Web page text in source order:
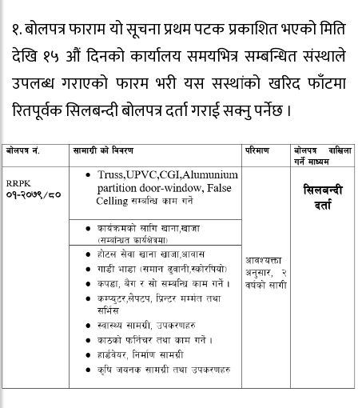
१. बोलपत्र फाराम यो सूचना प्रथम पटक प्रकाशित भएको मिति
देखि १५ औं दिनको कार्यालय समयभित्र सम्बन्धित संस्थाले
उपलब्ध गराएको फारम भरी यस सस्थांको खरिद फाँटमा
रितपूर्वक सिलबन्दी बोलपत्र दर्ता गराई सक्नु पर्नेछ ।